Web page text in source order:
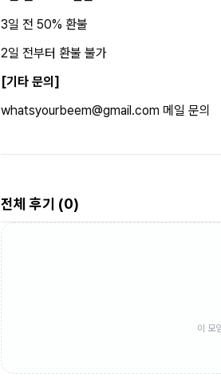
3일 전 50% 환불
2일 전부터 환불 불가
[기타 문의]
whatsyourbeem@gmail.com 메일 문의
전체 후기 (0)
이 모